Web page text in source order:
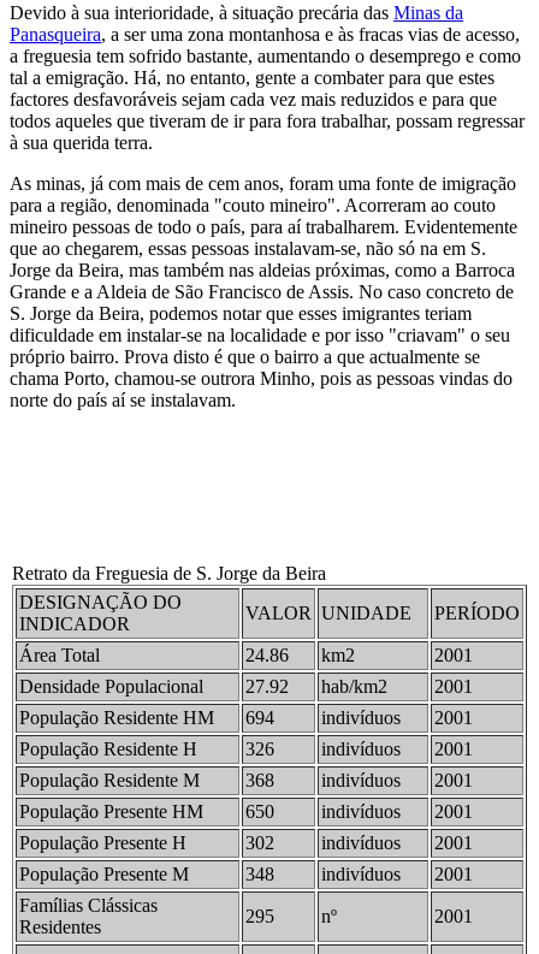
Devido à sua interioridade, à situação precária das Minas da
Panasqueira, a ser uma zona montanhosa e às fracas vias de acesso,
a freguesia tem sofrido bastante, aumentando o desemprego e como
tal a emigração. Há, no entanto, gente a combater para que estes
factores desfavoráveis sejam cada vez mais reduzidos e para que
todos aqueles que tiveram de ir para fora trabalhar, possam regressar
à sua querida terra.
As minas, já com mais de cem anos, foram uma fonte de imigração
para a região, denominada "couto mineiro". Acorreram ao couto
mineiro pessoas de todo o país, para aí trabalharem. Evidentemente
que ao chegarem, essas pessoas instalavam-se, não só na em S.
Jorge da Beira, mas também nas aldeias próximas, como a Barroca
Grande e a Aldeia de São Francisco de Assis. No caso concreto de
S. Jorge da Beira, podemos notar que esses imigrantes teriam
dificuldade em instalar-se na localidade e por isso "criavam" o seu
próprio bairro. Prova disto é que o bairro a que actualmente se
chama Porto, chamou-se outrora Minho, pois as pessoas vindas do
norte do país aí se instalavam.
Retrato da Freguesia de S. Jorge da Beira
DESIGNAÇÃO DO
INDICADOR
VALOR UNIDADE PERÍODO
Área Total 24.86 km2
2001
Densidade Populacional
27.92 hab/km2
2001
População Residente HM
694 indivíduos
2001
População Residente H
326 indivíduos
2001
População Residente M
368 indivíduos
2001
População Presente HM
650 indivíduos
2001
População Presente H
302 indivíduos
2001
População Presente M
348 indivíduos
2001
Famílias Clássicas
Residentes
295 nº 2001